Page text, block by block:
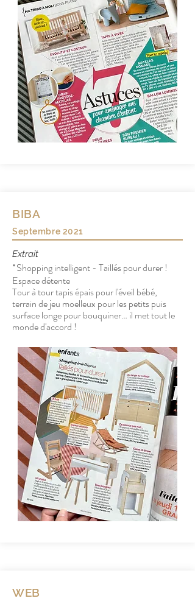
BIBA
Septembre 2021
Extrait
" Shopping intelligent - Taillés pour durer !
Espace détente
Tour à tour tapis épais pour l'éveil bébé,
terrain de jeu moelleux pour les petits puis
surface longe pour bouquiner… il met tout le
monde d'accord !
WEB